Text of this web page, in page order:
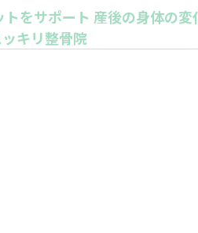
ッキリ整骨院
原因とは 産後にもおすすめ